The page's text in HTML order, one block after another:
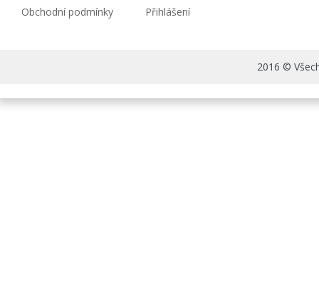
Obchodní podmínky
Přihlášení
2016 ©